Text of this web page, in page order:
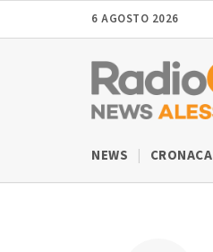
6 AGOSTO 2026
NEWS CRONACA